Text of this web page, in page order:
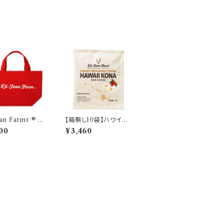
Farmr ® オ
トートバッグ S
【箱無し10袋】ハワイ州
認定 100％コナコーヒ
ー ドリップバッグ１袋 1
¥3,460